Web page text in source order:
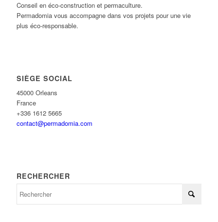
Conseil en éco-construction et permaculture.
Permadomia vous accompagne dans vos projets pour une vie
plus éco-responsable.
SIÈGE SOCIAL
45000 Orleans
France
+336 1612 5665
contact@permadomia.com
RECHERCHER